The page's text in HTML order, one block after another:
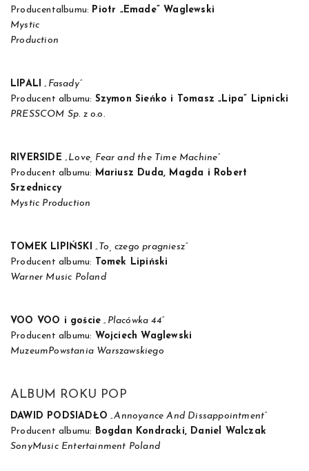
Producentalbumu: Piotr „Emade” Waglewski
Mystic
Production
LIPALI
„Fasady”
Producent albumu: Szymon Sieńko i Tomasz „Lipa” Lipnicki
PRESSCOM Sp. z o.o.
RIVERSIDE „Love, Fear and the Time Machine”
Producent albumu: Mariusz Duda, Magda i Robert
Srzedniccy
Mystic Production
TOMEK LIPIŃSKI
„To, czego pragniesz”
Producent albumu: Tomek Lipiński
Warner Music Poland
VOO VOO i goście „Placówka 44”
Producent albumu: Wojciech Waglewski
MuzeumPowstania Warszawskiego
ALBUM ROKU POP
DAWID PODSIADŁO „Annoyance And Dissappointment”
Producent albumu: Bogdan Kondracki, Daniel Walczak
SonyMusic Entertainment Poland